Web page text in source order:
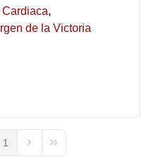
de la Victoria
Page
1
Next PageLast Page